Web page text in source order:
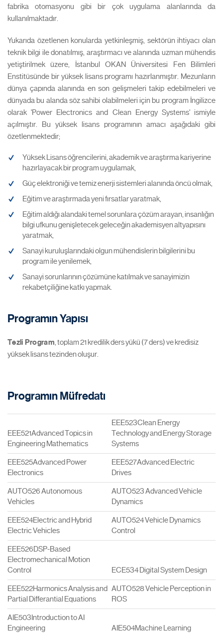
fabrika otomasyonu gibi bir çok uygulama alanlarında da
kullanılmaktadır.
Yukarıda özetlenen konularda yetkinleşmiş, sektörün ihtiyacı olan
teknik bilgi ile donatılmış, araştırmacı ve alanında uzman mühendis
yetiştirilmek üzere, İstanbul OKAN Üniversitesi Fen Bilimleri
Enstitüsünde bir yüksek lisans programı hazırlanmıştır. Mezunların
dünya çapında alanında en son gelişmeleri takip edebilmeleri ve
dünyada bu alanda söz sahibi olabilmeleri için bu program İngilizce
olarak 'Power Electronics and Clean Energy Systems' ismiyle
açılmıştır. Bu yüksek lisans programının amacı aşağıdaki gibi
özetlenmektedir;
Yüksek Lisans öğrencilerini, akademik ve araştırma kariyerine
hazırlayacak bir program uygulamak,
Güç elektroniği ve temiz enerji sistemleri alanında öncü olmak,
Eğitim ve araştırmada yeni fırsatlar yaratmak,
Eğitim aldığı alandaki temel sorunlara çözüm arayan, insanlığın
bilgi ufkunu genişletecek geleceğin akademisyen altyapısını
yaratmak,
Sanayi kuruluşlarındaki olgun mühendislerin bilgilerini bu
program ile yenilemek,
Sanayi sorunlarının çözümüne katılmak ve sanayimizin
rekabetçiliğine katkı yapmak.
Programın Yapısı
Tezli Program, toplam 21 kredilik ders yükü (7 ders) ve kredisiz
yüksek lisans tezinden oluşur.
Programın Müfredatı
EEE521Advanced Topics in
Engineering Mathematics
EEE523Clean Energy
Technology and Energy Storage
Systems
EEE525Advanced Power
Electronics
EEE527Advanced Electric
Drives
AUTO526 Autonomous
Vehicles
AUTO523 Advanced Vehicle
Dynamics
EEE524Electric and Hybrid
Electric Vehicles
AUTO524 Vehicle Dynamics
Control
EEE526DSP-Based
Electromechanical Motion
Control
ECE534 Digital System Design
EEE522Harmonics Analysis and
Partial Differantial Equations
AUTO528 Vehicle Perception in
ROS
AIE503Introduction to AI
Engineering
AIE504Machine Learning